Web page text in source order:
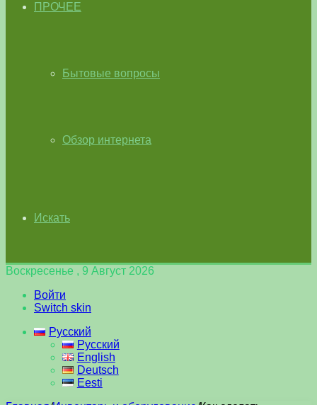
ПРОЧЕЕ
Бытовые вопросы
Обзор интернета
Искать
Воскресенье , 9 Август 2026
Войти
Switch skin
Русский
Русский
English
Deutsch
Eesti